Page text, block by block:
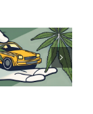
Cannabis
Samen
kaufen: Alles
was Sie